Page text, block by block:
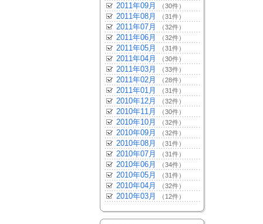
2011年09月 （30件）
2011年08月 （31件）
2011年07月 （32件）
2011年06月 （32件）
2011年05月 （31件）
2011年04月 （30件）
2011年03月 （33件）
2011年02月 （28件）
2011年01月 （31件）
2010年12月 （32件）
2010年11月 （30件）
2010年10月 （32件）
2010年09月 （32件）
2010年08月 （31件）
2010年07月 （31件）
2010年06月 （34件）
2010年05月 （31件）
2010年04月 （32件）
2010年03月 （12件）